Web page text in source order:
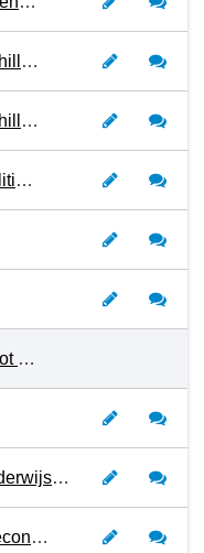
Toelichting van de verschillen in de lasten van begroting 2024 versus 2023
Toelichting van de verschillen in de baten van begroting 2024 versus 2023
Budgetten ambities Coalitieakkoord 2022-2026
Wat willen we bereiken tot en met 2027?
Investeringsplan onderwijsgebouwen
Toekomstbestendige economie en arbeidsmarkt in balans